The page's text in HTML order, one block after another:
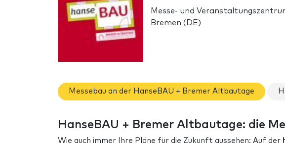
Messe- und
Bremen (DE)
Messebau an der HanseBAU + Bremer Altbautage
HanseBAU + Bremer Altbautage: die
Wie auch immer Ihre Pläne für die Zukunft aussehen: Auf der